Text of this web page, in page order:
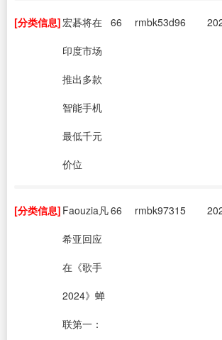
[分类信息] 宏碁将在
印度市场
推出多款
智能手机
最低千元
价位
66 rmbk53d96
[分类信息] Faouzia凡
希亚回应
在《歌手
2024》蝉
联第一：
66 rmbk97315